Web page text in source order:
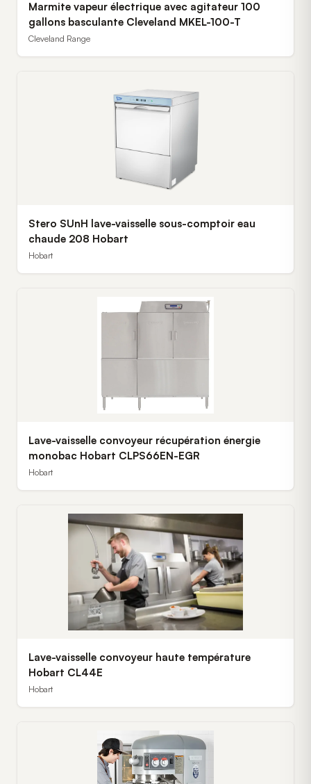
Marmite vapeur électrique avec agitateur 100
gallons basculante Cleveland MKEL-100-T
Cleveland Range
Stero SUnH lave-vaisselle sous-comptoir eau
chaude 208 Hobart
Hobart
Lave-vaisselle convoyeur récupération énergie
monobac Hobart CLPS66EN-EGR
Hobart
Lave-vaisselle convoyeur haute température
Hobart CL44E
Hobart